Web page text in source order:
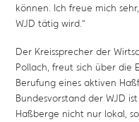
können. Ich freue mich
WJD tätig wird.“
Der Kreissprecher der
Pollach, freut sich über die
Berufung eines aktiven
Bundesvorstand der WJD
Haßberge nicht nur lokal,